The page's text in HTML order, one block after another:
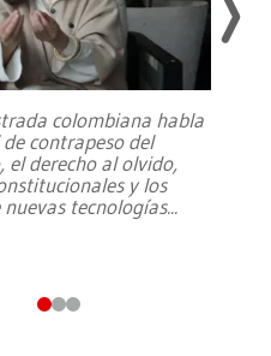
colombiana habla
contrapeso del
el derecho al olvido,
y los
nuevas tecnologías...